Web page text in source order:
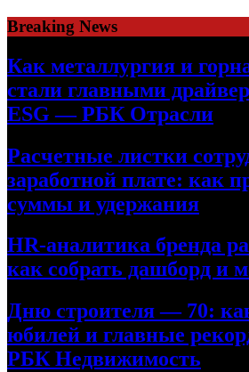
Skip
to
content
Breaking News
Как металлургия и
стали главными
ESG — РБК Отрасли
Расчетные листки
заработной плате: как
суммы и удержания
HR-аналитика бренда
как собрать дашборд и
Дню строителя — 70:
юбилей и главные
РБК Недвижимость